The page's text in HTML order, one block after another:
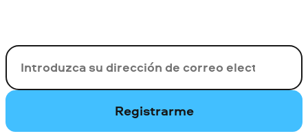
Su correo electrónico
Registrarme